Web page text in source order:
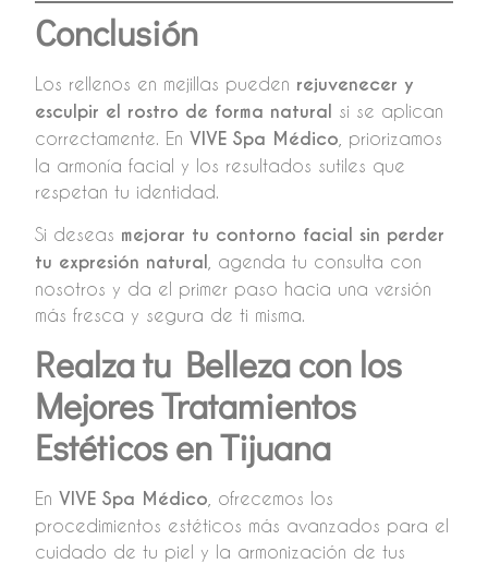
Conclusión
Los rellenos en mejillas pueden rejuvenecer y
esculpir el rostro de forma natural si se aplican
correctamente. En VIVE Spa Médico , priorizamos
la armonía facial y los resultados sutiles que
respetan tu identidad.
Si deseas mejorar tu contorno facial sin perder
tu expresión natural , agenda tu consulta con
nosotros y da el primer paso hacia una versión
más fresca y segura de ti misma.
Realza tu Belleza con los
Mejores Tratamientos
Estéticos en Tijuana
En VIVE Spa Médico , ofrecemos los
procedimientos estéticos más avanzados para el
cuidado de tu piel y la armonización de tus